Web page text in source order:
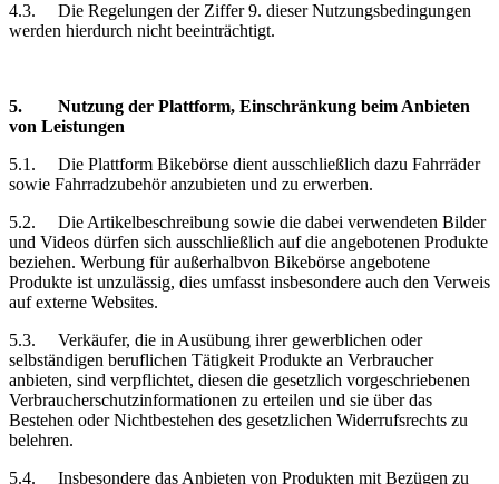
4.3.
Die Regelungen der Ziffer 9. dieser Nutzungsbedingungen
werden hierdurch nicht beeinträchtigt.
5. Nutzung der Plattform, Einschränkung beim Anbieten
von Leistungen
5.1.
Die Plattform Bikebörse dient ausschließlich dazu Fahrräder
sowie Fahrradzubehör anzubieten und zu erwerben.
5.2.
Die Artikelbeschreibung sowie die dabei verwendeten Bilder
und Videos dürfen sich ausschließlich auf die angebotenen Produkte
beziehen. Werbung für außerhalbvon Bikebörse angebotene
Produkte ist unzulässig, dies umfasst insbesondere auch den Verweis
auf externe Websites.
5.3.
Verkäufer, die in Ausübung ihrer gewerblichen oder
selbständigen beruflichen Tätigkeit Produkte an Verbraucher
anbieten, sind verpflichtet, diesen die gesetzlich vorgeschriebenen
Verbraucherschutzinformationen zu erteilen und sie über das
Bestehen oder Nichtbestehen des gesetzlichen Widerrufsrechts zu
belehren.
5.4.
Insbesondere das Anbieten von Produkten mit Bezügen zu